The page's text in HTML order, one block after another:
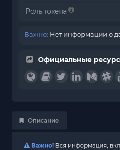
Роль токена
Важно: Нет информации о
Официальные
Описание
Важно! Вся информация,